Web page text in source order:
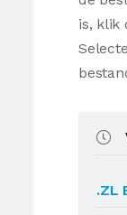
is, klik
.ZL